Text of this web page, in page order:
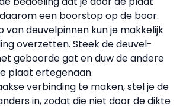
een boorstop op de boor.
van deuvelpinnen kun je makkelijk
overzetten. Steek de deuvel­
geboorde gat en duw de andere
plaat ertegenaan.
verbinding te maken, stel je de
in, zodat die niet door de dikte